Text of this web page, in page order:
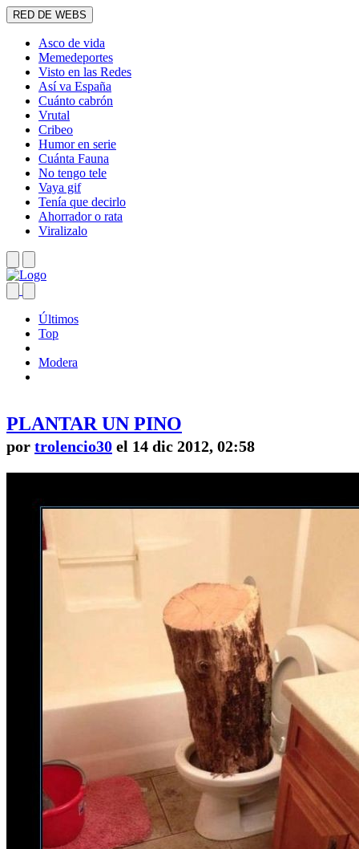
RED DE WEBS
Asco de vida
Memedeportes
Visto en las Redes
Así va España
Cuánto cabrón
Vrutal
Cribeo
Humor en serie
Cuánta Fauna
No tengo tele
Vaya gif
Tenía que decirlo
Ahorrador o rata
Viralizalo
Últimos
Top
Modera
PLANTAR UN PINO
por trolencio30 el 14 dic 2012, 02:58